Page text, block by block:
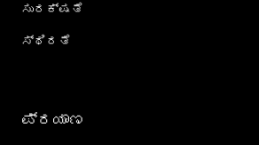
ಸುರಕ್ಷತೆ
ಸ್ಥಿರತೆ
ಪ್ರಯಾಣ